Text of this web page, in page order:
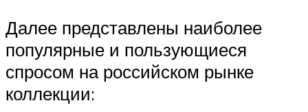
Далее представлены наиболее
популярные и пользующиеся
спросом на российском рынке
коллекции: